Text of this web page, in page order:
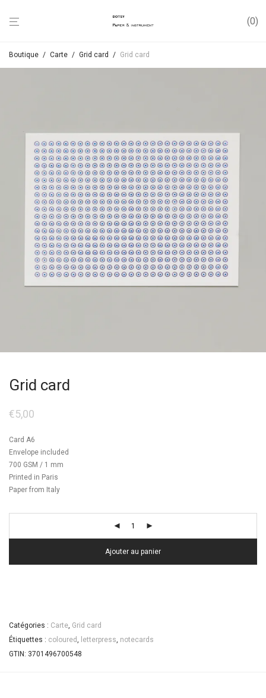
0
Boutique / Carte / Grid card / Grid card
Grid card
€5,00
Card A6
Envelope included
700 GSM / 1 mm
Printed in Paris
Paper from Italy
Ajouter au panier
Catégories : Carte, Grid card
Étiquettes : coloured, letterpress, notecards
GTIN: 3701496700548